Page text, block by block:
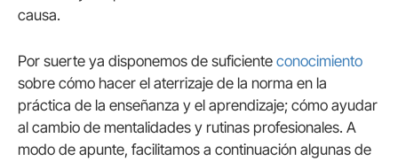
causa.
Por suerte ya disponemos de suficiente conocimiento
sobre cómo hacer el aterrizaje de la norma en la
práctica de la enseñanza y el aprendizaje; cómo ayudar
al cambio de mentalidades y rutinas profesionales. A
modo de apunte, facilitamos a continuación algunas de